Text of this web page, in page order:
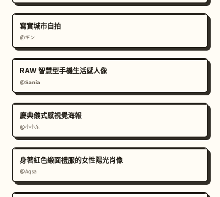
寫實城市自拍
@ギン
RAW 智慧型手機生活感人像
@𝗦𝗮𝗻𝗶𝗮
慶典儀式感視覺海報
@小小东
身著紅色緞面禮服的女性陽光肖像
@Aqsa